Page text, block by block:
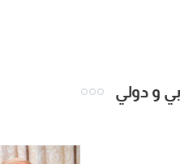
و دولي